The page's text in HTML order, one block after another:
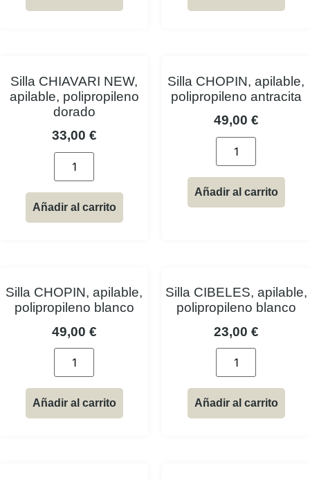
Silla CHIAVARI NEW,
apilable, polipropileno
dorado
33,00 €
Añadir al carrito
Silla CHOPIN, apilable,
polipropileno antracita
49,00 €
Añadir al carrito
Silla CHOPIN, apilable,
polipropileno blanco
49,00 €
Añadir al carrito
Silla CIBELES, apilable,
polipropileno blanco
23,00 €
Añadir al carrito